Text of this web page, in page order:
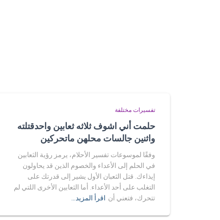
تفسيرات مختلفة
حلمت أني اشوف ثلاثه ثعابين واحدقتلته
واثنين جالسات محلهن ماتحركين
وفقًا لموسوعات تفسير الأحلام، يرمز رؤية الثعابين
في الحلم إلى الأعداء والخصوم الذين قد يحاولون
إيذاءك. قتل الثعبان الأول يشير إلى قدرتك على
التغلب على أحد الأعداء. أما الثعابين الأخرى اللتي لم
تتحرك، فتعني أن اقرأ المزيد…